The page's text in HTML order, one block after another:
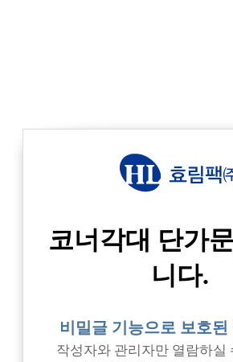
코너각대 단가
니다.
비밀글 기능으로 보호된
작성자와 관리자만 열람하실